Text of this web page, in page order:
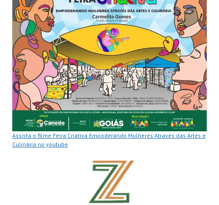
Assista o filme Feira Criativa Empoderando Mulheres Através das Artes e
Culinária no youtube